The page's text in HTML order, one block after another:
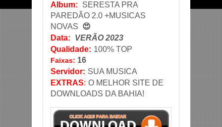
Album:
SERESTA PRA
PAREDÃO 2.0 +MUSICAS
NOVAS 😍
Data:
VERÃO 2023
Qualidade: 100% TOP
Faixas: 16
Servidor: SUA MUSICA
EXTRAS: O MELHOR SITE DE
DOWNLOADS DA BAHIA!